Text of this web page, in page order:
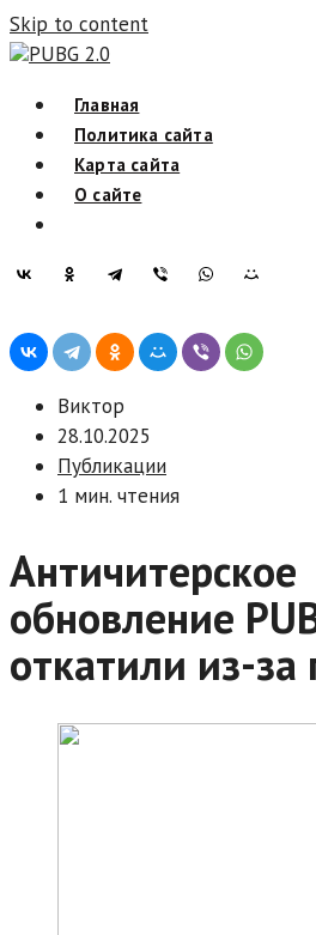
Skip to content
PUBG 2.0
Главная
Политика сайта
Карта сайта
О сайте
Виктор
28.10.2025
Публикации
1 мин. чтения
Античитерское
обновление
откатили из-